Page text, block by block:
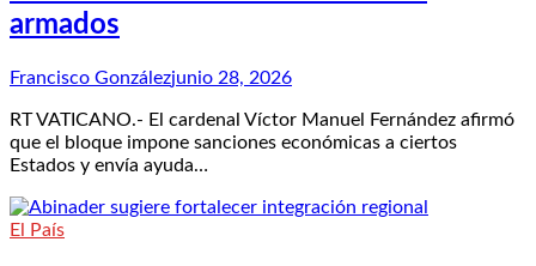
armados
Francisco Gonzálezjunio 28, 2026
RT VATICANO.- El cardenal Víctor Manuel Fernández afirmó
que el bloque impone sanciones económicas a ciertos
Estados y envía ayuda…
El País